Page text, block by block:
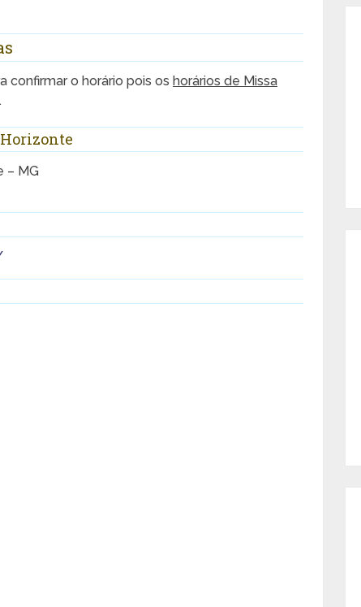
confirmar o horário pois oshorários de Missa
Horizonte
– MG